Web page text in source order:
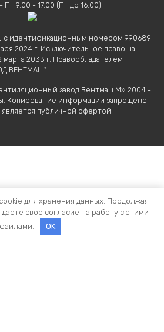
Пт 9.00 - 17.00 (Пт до 16.00)
с идентификационным номером 990689
2024 г. Исключительное право на
2033 г. Правообладателем
ВЕНТМАШ"
завод Вентмаш М» 2004 -
Копирование информации запрещено.
публичной офертой.
для хранения данных. Продолжая
свое согласие на работу с этими
файлами.
OK